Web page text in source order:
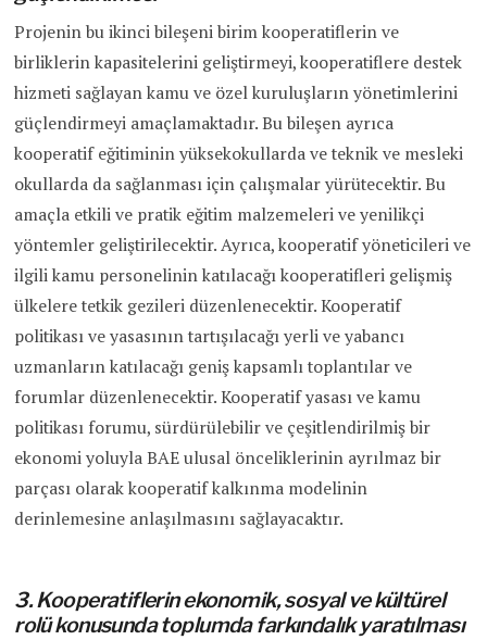
Projenin bu ikinci bileşeni birim kooperatiflerin ve
birliklerin kapasitelerini geliştirmeyi, kooperatiflere destek
hizmeti sağlayan kamu ve özel kuruluşların yönetimlerini
güçlendirmeyi amaçlamaktadır. Bu bileşen ayrıca
kooperatif eğitiminin yüksekokullarda ve teknik ve mesleki
okullarda da sağlanması için çalışmalar yürütecektir. Bu
amaçla etkili ve pratik eğitim malzemeleri ve yenilikçi
yöntemler geliştirilecektir. Ayrıca, kooperatif yöneticileri ve
ilgili kamu personelinin katılacağı kooperatifleri gelişmiş
ülkelere tetkik gezileri düzenlenecektir. Kooperatif
politikası ve yasasının tartışılacağı yerli ve yabancı
uzmanların katılacağı geniş kapsamlı toplantılar ve
forumlar düzenlenecektir. Kooperatif yasası ve kamu
politikası forumu, sürdürülebilir ve çeşitlendirilmiş bir
ekonomi yoluyla BAE ulusal önceliklerinin ayrılmaz bir
parçası olarak kooperatif kalkınma modelinin
derinlemesine anlaşılmasını sağlayacaktır.
3. Kooperatiflerin ekonomik, sosyal ve kültürel
rolü konusunda toplumda farkındalık yaratılması